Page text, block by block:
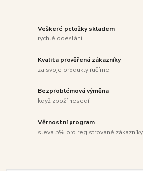
Veškeré položky skladem
rychlé odeslání
Kvalita prověřená zákazníky
za svoje produkty ručíme
Bezproblémová výměna
když zboží nesedí
Věrnostní program
sleva 5% pro registrované zákazníky